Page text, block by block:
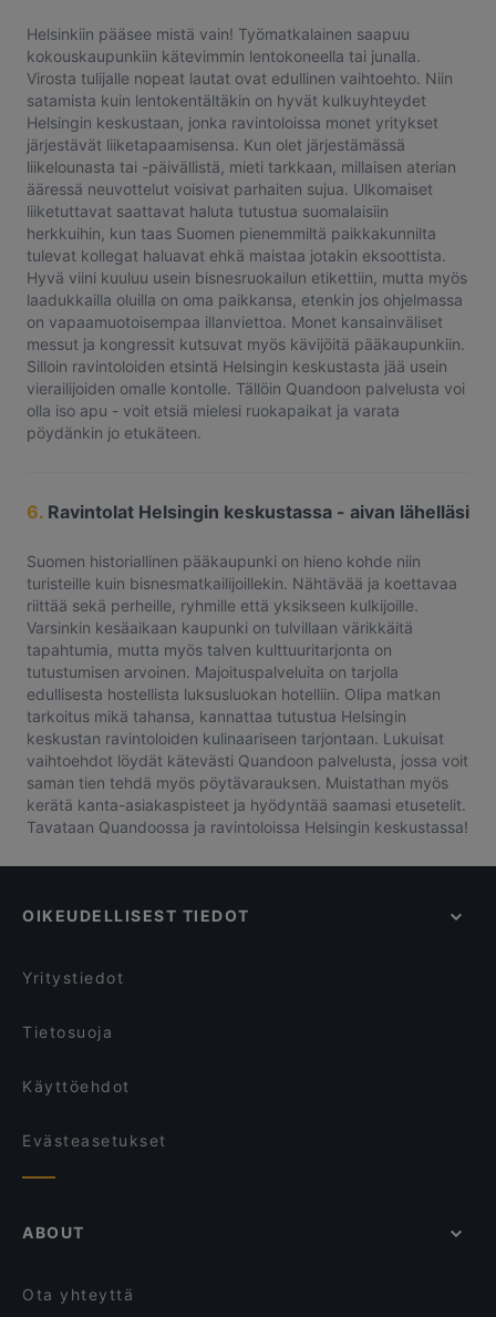
Helsinkiin pääsee mistä vain! Työmatkalainen saapuu
kokouskaupunkiin kätevimmin lentokoneella tai junalla.
Virosta tulijalle nopeat lautat ovat edullinen vaihtoehto. Niin
satamista kuin lentokentältäkin on hyvät kulkuyhteydet
Helsingin keskustaan, jonka ravintoloissa monet yritykset
järjestävät liiketapaamisensa. Kun olet järjestämässä
liikelounasta tai -päivällistä, mieti tarkkaan, millaisen aterian
ääressä neuvottelut voisivat parhaiten sujua. Ulkomaiset
liiketuttavat saattavat haluta tutustua suomalaisiin
herkkuihin, kun taas Suomen pienemmiltä paikkakunnilta
tulevat kollegat haluavat ehkä maistaa jotakin eksoottista.
Hyvä viini kuuluu usein bisnesruokailun etikettiin, mutta myös
laadukkailla oluilla on oma paikkansa, etenkin jos ohjelmassa
on vapaamuotoisempaa illanviettoa. Monet kansainväliset
messut ja kongressit kutsuvat myös kävijöitä pääkaupunkiin.
Silloin ravintoloiden etsintä Helsingin keskustasta jää usein
vierailijoiden omalle kontolle. Tällöin Quandoon palvelusta voi
olla iso apu - voit etsiä mielesi ruokapaikat ja varata
pöydänkin jo etukäteen.
6. Ravintolat Helsingin keskustassa - aivan lähelläsi
Suomen historiallinen pääkaupunki on hieno kohde niin
turisteille kuin bisnesmatkailijoillekin. Nähtävää ja koettavaa
riittää sekä perheille, ryhmille että yksikseen kulkijoille.
Varsinkin kesäaikaan kaupunki on tulvillaan värikkäitä
tapahtumia, mutta myös talven kulttuuritarjonta on
tutustumisen arvoinen. Majoituspalveluita on tarjolla
edullisesta hostellista luksusluokan hotelliin. Olipa matkan
tarkoitus mikä tahansa, kannattaa tutustua Helsingin
keskustan ravintoloiden kulinaariseen tarjontaan. Lukuisat
vaihtoehdot löydät kätevästi Quandoon palvelusta, jossa voit
saman tien tehdä myös pöytävarauksen. Muistathan myös
kerätä kanta-asiakaspisteet ja hyödyntää saamasi etusetelit.
Tavataan Quandoossa ja ravintoloissa Helsingin keskustassa!
OIKEUDELLISEST TIEDOT
Yritystiedot
Tietosuoja
Käyttöehdot
Evästeasetukset
ABOUT
Ota yhteyttä